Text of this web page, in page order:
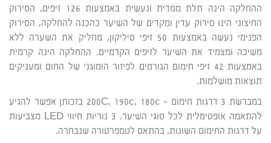
ההחלקה הינה תלת ממדית ונעשית באמצעות 126 זיפים, הסירוק
החיצוני הינו סירוק עדין ומקדים של השיער כהכנה להחלקה, הסירוק
הפנימי נעשה באמצעות 50 זיפי סיליקון, מחליק את השערה ללא
משיכה ומצמיד את השיער לזיפים הקרמיים. ההחלקה הינה קרמית
באמצעות 42 זיפי חימום הגורמים לפיזור הומוגני של החום ומעניקים
תוצאות מושלמות.
במברשת 3 דרגות חימום – 200C, 190c, 180c בזכותן אפשר להגיע
להתאמה אופטימלית לכל סוגי השיער. 3 נוריות חיווי LED מצביעות
על דרגות החימום השונות, בהתאם לטמפרטורה שנבחרה.